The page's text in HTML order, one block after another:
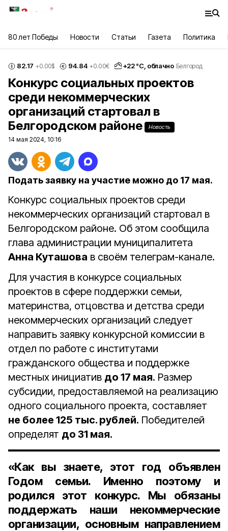
80 лет Победы Новости Статьи Газета Политика
82.17 +0.00$ 94.84 +0.00€ +22°С, облачно Белгород
Конкурс социальных проектов
среди некоммерческих
организаций стартовал в
Белгородском районе
Новость
14 мая 2024, 10:16
Подать заявку на участие можно до 17 мая.
Конкурс социальных проектов среди
некоммерческих организаций стартовал в
Белгородском районе. Об этом сообщила
глава администрации муниципалитета
Анна Куташова в своём телеграм-канале.
Для участия в конкурсе социальных
проектов в сфере поддержки семьи,
материнства, отцовства и детства среди
некоммерческих организаций следует
направить заявку конкурсной комиссии в
отдел по работе с институтами
гражданского общества и поддержке
местных инициатив до 17 мая. Размер
субсидии, предоставляемой на реализацию
одного социального проекта, составляет
не более 125 тыс. рублей. Победителей
определят до 31 мая.
«Как вы знаете, этот год объявлен
Годом семьи. Именно поэтому и
родился этот конкурс. Мы обязаны
поддержать наши некоммерческие
организации, основным направлением